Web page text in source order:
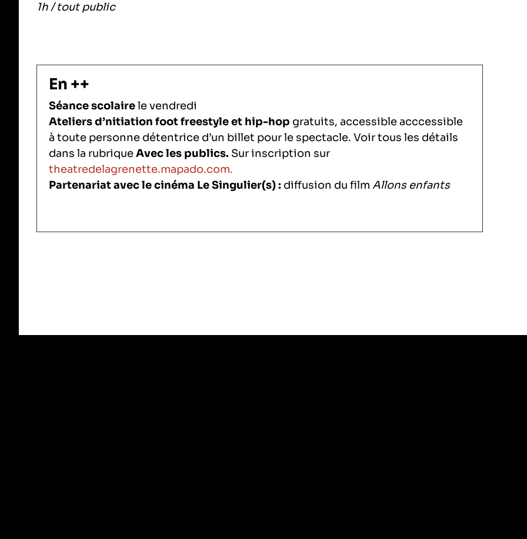
1h / tout public
En ++
Séance scolairele vendredi
Ateliers d’nitiation foot freestyle et hip-hop gratuits, accessible acccessible
à toute personne détentrice d’un billet pour le spectacle. Voir tous les détails
dans la rubriqueAvec les publics. Sur inscription sur
theatredelagrenette.mapado.com.
Partenariat avec le cinéma Le Singulier(s) : diffusion du film Allons enfants